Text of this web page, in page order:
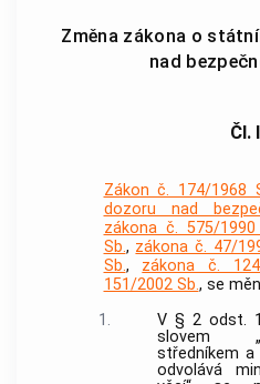
Změna zákona o
nad
Čl.
Zákon č. 174/1968
dozoru nad
zákona č. 575/1990
Sb., zákona č. 47/
Sb., zákona č.
151/2002 Sb., se
1.
V § 2 odst.
slovem
středníkem
odvolává